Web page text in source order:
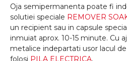
Oja semipermanenta poate fi
solutiei speciale REMOVER
un recipient sau in capsule
inmuiat aprox. 10-15 minute. Cu
metalice indepartati usor lacul
folosi PILA ELECTRICA.